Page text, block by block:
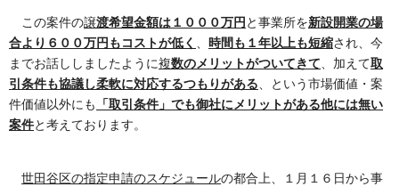
この案件の譲渡希望金額は１０００万円と事業所を新設開業の場
合より６００万円もコストが低く
時間も１年以上も短縮され、今
までお話ししましたように複数のメリットがついてきて 、加えて取
引条件も協議し柔軟に対応するつもりがある 、という市場価値・案
件価値以外にも 「取引条件」でも御社にメリットがある他には無い
案件と考えております。
世田谷区の指定申請のスケジュールの都合上、１月１６日から事